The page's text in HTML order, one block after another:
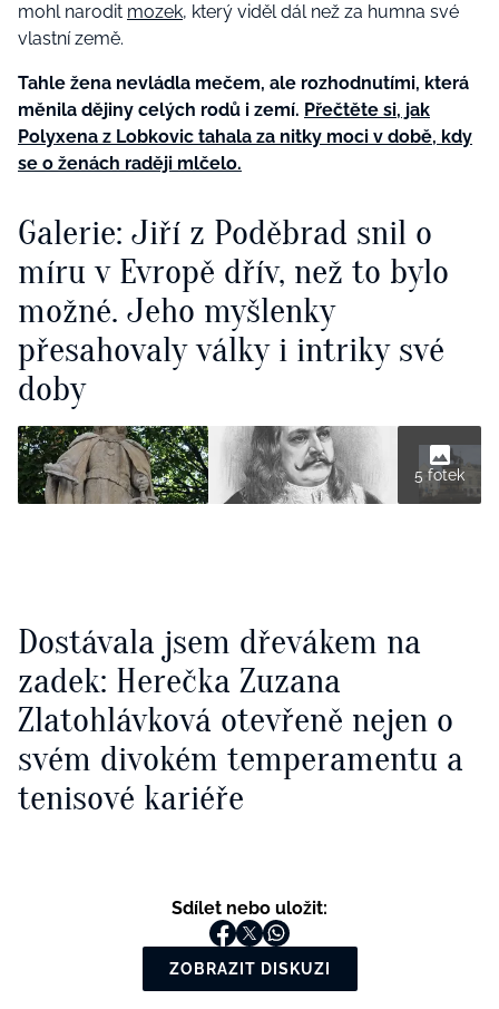
mohl narodit mozek, který viděl dál než za humna své
vlastní země.
Tahle žena nevládla mečem, ale rozhodnutími, která
měnila dějiny celých rodů i zemí. Přečtěte si, jak
Polyxena z Lobkovic tahala za nitky moci v době, kdy
se o ženách raději mlčelo.
Galerie: Jiří z Poděbrad snil o
míru v Evropě dřív, než to bylo
možné. Jeho myšlenky
přesahovaly války i intriky své
doby
5 fotek
Dostávala jsem dřevákem na
zadek: Herečka Zuzana
Zlatohlávková otevřeně nejen o
svém divokém temperamentu a
tenisové kariéře
Sdílet nebo uložit:
ZOBRAZIT DISKUZI